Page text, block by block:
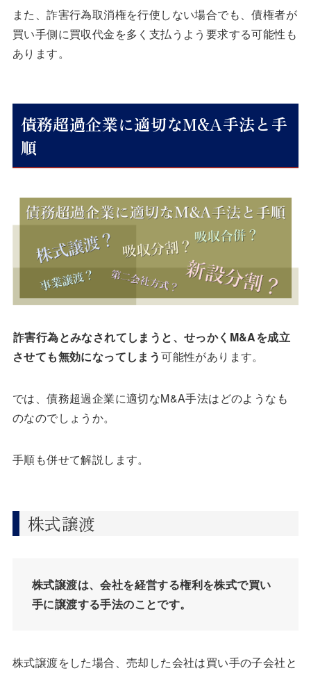
また、詐害行為取消権を行使しない場合でも、債権者が
買い手側に買収代金を多く支払うよう要求する可能性も
あります。
債務超過企業に適切なM&A手法と手
順
詐害行為とみなされてしまうと、せっかくM&Aを成立
させても無効になってしまう可能性があります。
では、債務超過企業に適切なM&A手法はどのようなも
のなのでしょうか。
手順も併せて解説します。
株式譲渡
株式譲渡は、会社を経営する権利を株式で買い
手に譲渡する手法のことです。
株式譲渡をした場合、売却した会社は買い手の子会社と